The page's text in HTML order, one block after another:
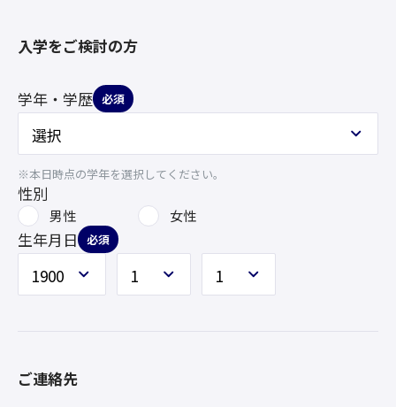
入学をご検討の方
学年・学歴 必須
※本日時点の学年を選択してください。
性別
男性 女性
生年月日 必須
ご連絡先